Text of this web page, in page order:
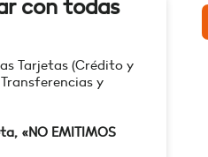
con todas
Tarjetas (Crédito y
y
«NO EMITIMOS